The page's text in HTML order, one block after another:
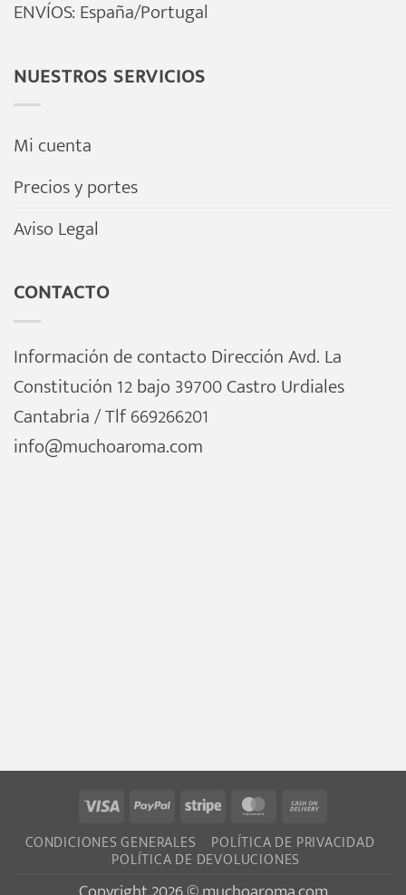
ENVÍOS: España/Portugal
NUESTROS SERVICIOS
Mi cuenta
Precios y portes
Aviso Legal
CONTACTO
Información de contacto Dirección Avd. La
Constitución 12 bajo 39700 Castro Urdiales
Cantabria / Tlf 669266201
info@muchoaroma.com
Visa PayPalStripe MasterCard
On
CONDICIONES GENERALES POLÍTICA DE PRIVACIDAD
POLÍTICA DE DEVOLUCIONES